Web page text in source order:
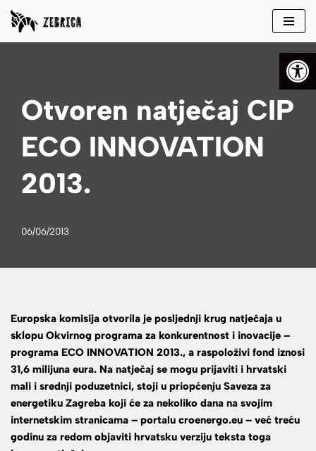
Otvoren natječaj CIP
ECO INNOVATION
2013.
06/06/2013
Europska komisija otvorila je posljednji krug natječaja u
sklopu Okvirnog programa za konkurentnost i inovacije –
programa ECO INNOVATION 2013., a raspoloživi fond iznosi
31,6 milijuna eura. Na natječaj se mogu prijaviti i hrvatski
mali i srednji poduzetnici, stoji u priopćenju Saveza za
energetiku Zagreba koji će za nekoliko dana na svojim
internetskim stranicama – portalu croenergo.eu – već treću
godinu za redom objaviti hrvatsku verziju teksta toga